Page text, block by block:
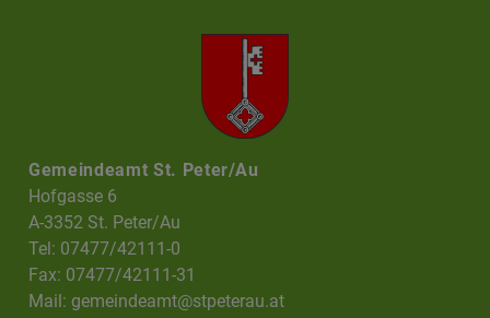
Gemeindeamt St. Peter/Au
Hofgasse 6
A-3352 St. Peter/Au
Tel: 07477/42111-0
Fax: 07477/42111-31
Mail:gemeindeamt@stpeterau.at